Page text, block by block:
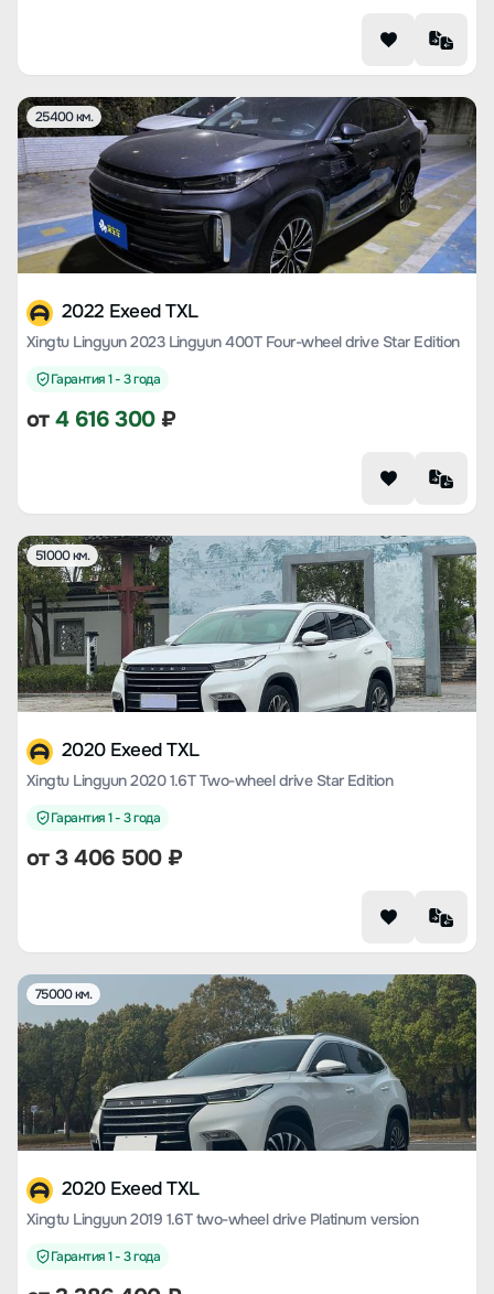
25400 км.
2022 Exeed TXL
Xingtu Lingyun 2023 Lingyun 400T Four-wheel drive Star Edition
Гарантия 1 - 3 года
от4 616 300₽
51000 км.
2020 Exeed TXL
Xingtu Lingyun 2020 1.6T Two-wheel drive Star Edition
Гарантия 1 - 3 года
от3 406 500₽
75000 км.
2020 Exeed TXL
Xingtu Lingyun 2019 1.6T two-wheel drive Platinum version
Гарантия 1 - 3 года